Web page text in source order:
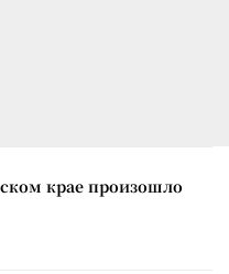
крае произошло